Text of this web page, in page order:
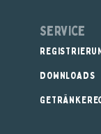
Service
DOWNLOADS